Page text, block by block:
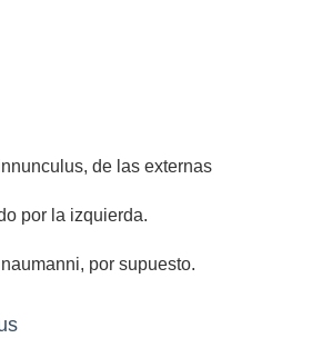
de las externas
por la izquierda.
por supuesto.